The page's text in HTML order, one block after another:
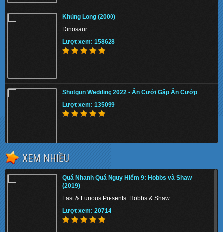
Khủng Long (2000)
Dinosaur
Lượt xem: 158628
Shotgun Wedding 2022 - Ăn Cưới Gặp Ăn Cướp
Lượt xem: 135099
Lượt xem: 143767
XEM NHIỀU
Quá Nhanh Quá Nguy Hiểm 9: Hobbs và Shaw
(2019)
Fast & Furious Presents: Hobbs & Shaw
Lượt xem: 20714